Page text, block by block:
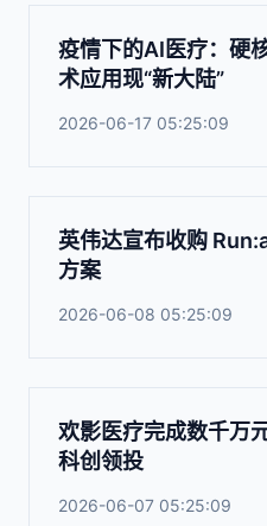
疫情下的AI医疗：硬
术应用现“新大陆”
2026-06-17 05:25:09
英伟达宣布收购
方案
2026-06-08 05:25:09
欢影医疗完成数千万
科创领投
2026-06-07 05:25:09